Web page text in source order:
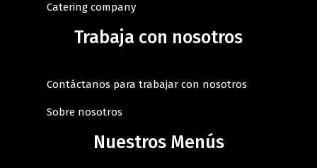
Catering company
Trabaja con nosotros
Contáctanos para trabajar con nosotros
Sobre nosotros
Nuestros Menús